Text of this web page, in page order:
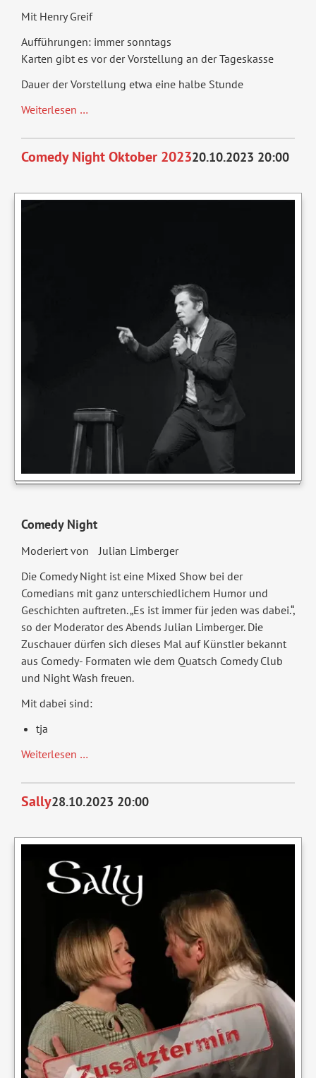
Mit Henry Greif
Aufführungen: immer sonntags
Karten gibt es vor der Vorstellung an der Tageskasse
Dauer der Vorstellung etwa eine halbe Stunde
Weiterlesen …
kommt
Comedy Night Oktober 202320.10.2023 20:00
Comedy Night
Moderiert von Julian Limberger
Die Comedy Night ist eine Mixed Show bei der
Comedians mit ganz unterschiedlichem Humor und
Geschichten auftreten. „Es ist immer für jeden was dabei.“,
so der Moderator des Abends Julian Limberger. Die
Zuschauer dürfen sich dieses Mal auf Künstler bekannt
aus Comedy- Formaten wie dem Quatsch Comedy Club
und Night Wash freuen.
Mit dabei sind:
tja
Weiterlesen …
Oktober
2023
Sally28.10.2023 20:00